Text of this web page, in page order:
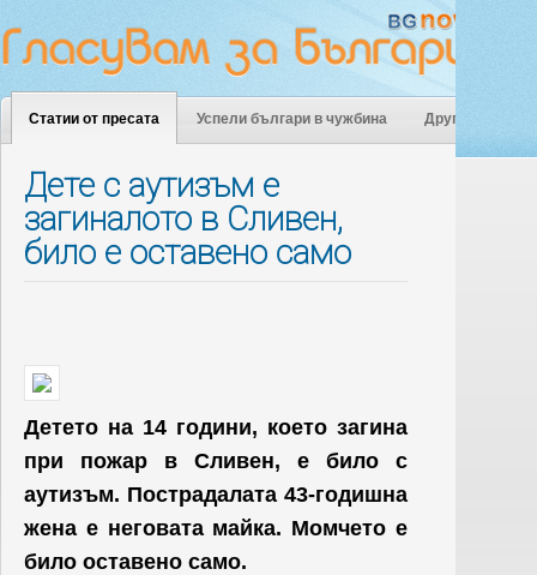
Статии от пресата Успели българи в чужбина Други
Дете с аутизъм е
загиналото в Сливен,
било е оставено само
Детето на 14 години, което загина
при пожар в Сливен, е било с
аутизъм. Пострадалата 43-годишна
жена е неговата майка. Момчето е
било оставено само.